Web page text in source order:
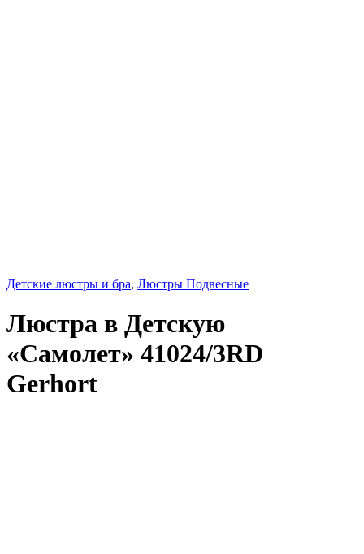
Детские люстры и бра, Люстры Подвесные
Люстра в Детскую
«Самолет» 41024/3RD
Gerhort